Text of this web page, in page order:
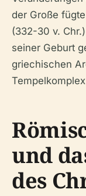
der Große
(332-30 v.
seiner Geburt
griechischen
und
des